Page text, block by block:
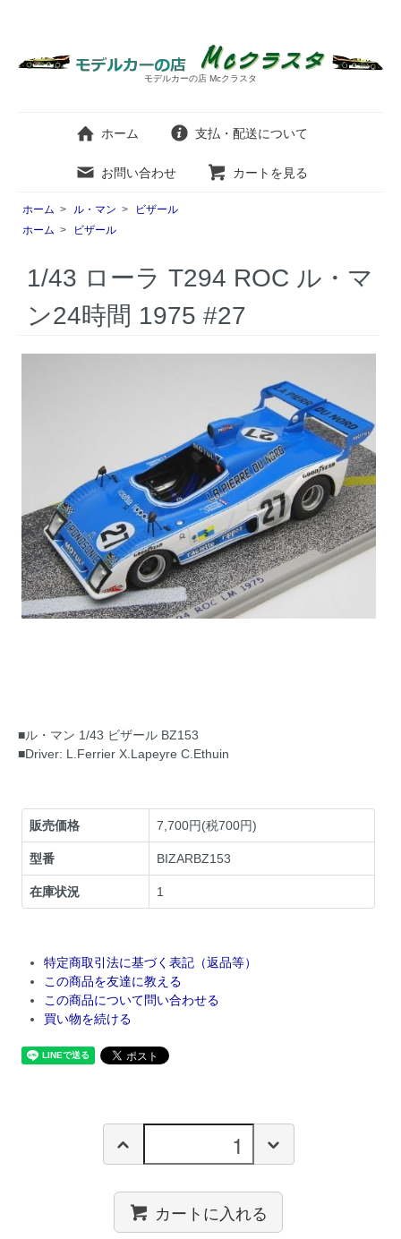
モデルカーの店 Mcクラスタ
ホーム 支払・配送について
お問い合わせ カートを見る
ホーム > ル・マン >
ビザール
ホーム > ビザール
1/43 ローラ T294 ROC ル・マ
ン24時間 1975 #27
■ル・マン 1/43 ビザール BZ153
■Driver: L.Ferrier X.Lapeyre C.Ethuin
販売価格 7,700円(税700円)
型番 BIZARBZ153
在庫状況 1
特定商取引法に基づく表記（返品等）
この商品を友達に教える
この商品について問い合わせる
買い物を続ける
カートに入れる